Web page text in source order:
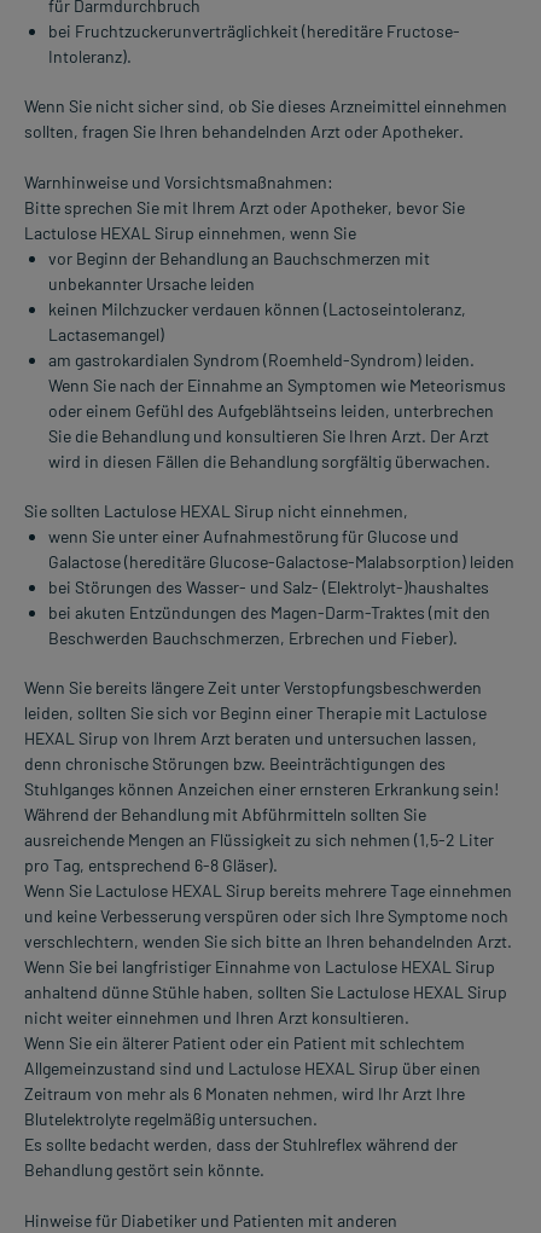
für Darmdurchbruch
bei Fruchtzuckerunverträglichkeit (hereditäre Fructose-
Intoleranz).
Wenn Sie nicht sicher sind, ob Sie dieses Arzneimittel einnehmen
sollten, fragen Sie Ihren behandelnden Arzt oder Apotheker.
Warnhinweise und Vorsichtsmaßnahmen:
Bitte sprechen Sie mit Ihrem Arzt oder Apotheker, bevor Sie
Lactulose HEXAL Sirup einnehmen, wenn Sie
vor Beginn der Behandlung an Bauchschmerzen mit
unbekannter Ursache leiden
keinen Milchzucker verdauen können (Lactoseintoleranz,
Lactasemangel)
am gastrokardialen Syndrom (Roemheld-Syndrom) leiden.
Wenn Sie nach der Einnahme an Symptomen wie Meteorismus
oder einem Gefühl des Aufgeblähtseins leiden, unterbrechen
Sie die Behandlung und konsultieren Sie Ihren Arzt. Der Arzt
wird in diesen Fällen die Behandlung sorgfältig überwachen.
Sie sollten Lactulose HEXAL Sirup nicht einnehmen,
wenn Sie unter einer Aufnahmestörung für Glucose und
Galactose (hereditäre Glucose-Galactose-Malabsorption) leiden
bei Störungen des Wasser- und Salz- (Elektrolyt-)haushaltes
bei akuten Entzündungen des Magen-Darm-Traktes (mit den
Beschwerden Bauchschmerzen, Erbrechen und Fieber).
Wenn Sie bereits längere Zeit unter Verstopfungsbeschwerden
leiden, sollten Sie sich vor Beginn einer Therapie mit Lactulose
HEXAL Sirup von Ihrem Arzt beraten und untersuchen lassen,
denn chronische Störungen bzw. Beeinträchtigungen des
Stuhlganges können Anzeichen einer ernsteren Erkrankung sein!
Während der Behandlung mit Abführmitteln sollten Sie
ausreichende Mengen an Flüssigkeit zu sich nehmen (1,5-2 Liter
pro Tag, entsprechend 6-8 Gläser).
Wenn Sie Lactulose HEXAL Sirup bereits mehrere Tage einnehmen
und keine Verbesserung verspüren oder sich Ihre Symptome noch
verschlechtern, wenden Sie sich bitte an Ihren behandelnden Arzt.
Wenn Sie bei langfristiger Einnahme von Lactulose HEXAL Sirup
anhaltend dünne Stühle haben, sollten Sie Lactulose HEXAL Sirup
nicht weiter einnehmen und Ihren Arzt konsultieren.
Wenn Sie ein älterer Patient oder ein Patient mit schlechtem
Allgemeinzustand sind und Lactulose HEXAL Sirup über einen
Zeitraum von mehr als 6 Monaten nehmen, wird Ihr Arzt Ihre
Blutelektrolyte regelmäßig untersuchen.
Es sollte bedacht werden, dass der Stuhlreflex während der
Behandlung gestört sein könnte.
Hinweise für Diabetiker und Patienten mit anderen